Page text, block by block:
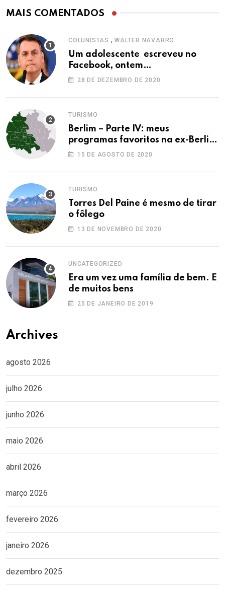
MAIS COMENTADOS
COLUNISTAS , WALTER NAVARRO
Um adolescente escreveu no
Facebook, ontem…
28 DE DEZEMBRO DE 2020
TURISMO
Berlim – Parte IV: meus
programas favoritos na ex-Berlim
Ocidental
15 DE AGOSTO DE 2020
TURISMO
Torres Del Paine é mesmo de tirar
o fôlego
13 DE NOVEMBRO DE 2020
UNCATEGORIZED
Era um vez uma família de bem. E
de muitos bens
25 DE JANEIRO DE 2019
Archives
agosto 2026
julho 2026
junho 2026
maio 2026
abril 2026
março 2026
fevereiro 2026
janeiro 2026
dezembro 2025